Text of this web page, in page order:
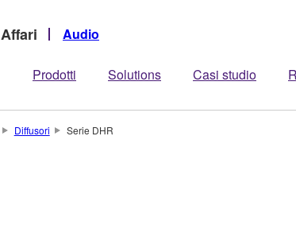
Affari Audio
Prodotti Solutions Casi studio
Diffusori Serie DHR